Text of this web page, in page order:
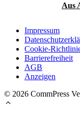
Aus
Impressum
Cookie-
Barrierefreiheit
AGB
Anzeigen
© 2026 CommPress